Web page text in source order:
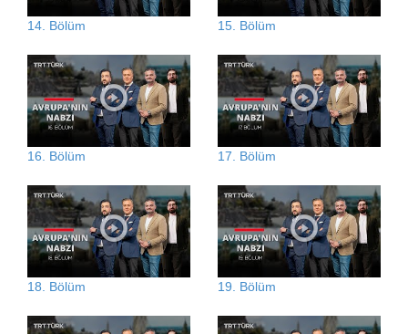
14. Bölüm 15. Bölüm
16. Bölüm 17. Bölüm
18. Bölüm 19. Bölüm